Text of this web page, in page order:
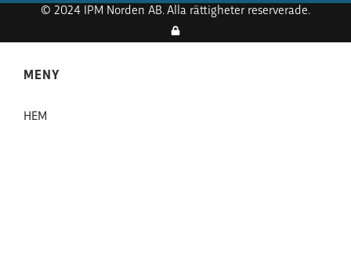
© 2024 IPM Norden AB. Alla rättigheter reserverade.
MENY
HEM